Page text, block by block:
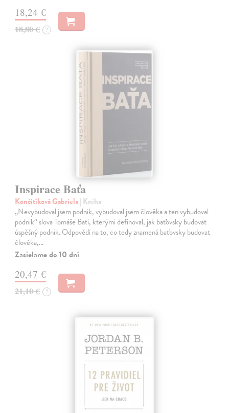
18,24 €
18,80 € ?
Inspirace Baťa
Končitíková Gabriela| Kniha
„Nevybudoval jsem podnik, vybudoval jsem člověka a ten vybudoval
podnik“ slova Tomáše Bati, kterými definoval, jak baťovsky budovat
úspěšný podnik. Odpovědí na to, co tedy znamená baťovsky budovat
člověka,…
Zasielame do 10 dní
20,47 €
21,10 € ?